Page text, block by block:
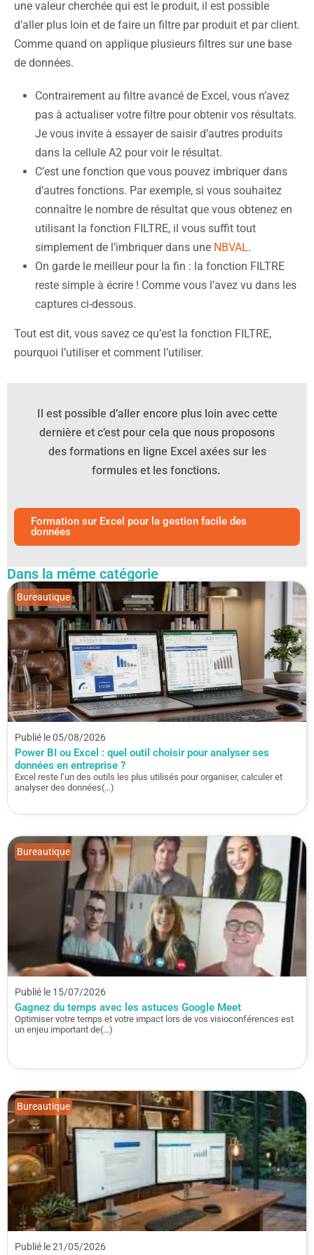
une valeur cherchée qui est le produit, il est possible
d’aller plus loin et de faire un filtre par produit et par client.
Comme quand on applique plusieurs filtres sur une base
de données.
Contrairement au filtre avancé de Excel, vous n’avez
pas à actualiser votre filtre pour obtenir vos résultats.
Je vous invite à essayer de saisir d’autres produits
dans la cellule A2 pour voir le résultat.
C’est une fonction que vous pouvez imbriquer dans
d’autres fonctions. Par exemple, si vous souhaitez
connaître le nombre de résultat que vous obtenez en
utilisant la fonction FILTRE, il vous suffit tout
simplement de l’imbriquer dans une NBVAL.
On garde le meilleur pour la fin : la fonction FILTRE
reste simple à écrire ! Comme vous l’avez vu dans les
captures ci-dessous.
Tout est dit, vous savez ce qu’est la fonction FILTRE,
pourquoi l’utiliser et comment l’utiliser.
Il est possible d’aller encore plus loin avec cette
dernière et c’est pour cela que nous proposons
des formations en ligne Excel axées sur les
formules et les fonctions.
Formation sur Excel pour la gestion facile des
données
Dans la même catégorie
Publié le 05/08/2026
Power BI ou Excel : quel outil choisir pour analyser ses
données en entreprise ?
Excel reste l’un des outils les plus utilisés pour organiser, calculer et
analyser des données(…)
Bureautique
Publié le 15/07/2026
Gagnez du temps avec les astuces Google Meet
Optimiser votre temps et votre impact lors de vos visioconférences est
un enjeu important de(…)
Bureautique
Publié le 21/05/2026
Bureautique